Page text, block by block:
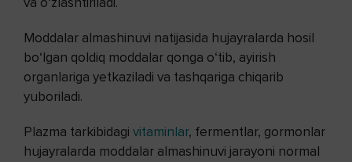
Moddalar almashinuvi natijasida hujayralarda hosil
bo‘lgan qoldiq moddalar qonga o‘tib, ayirish
organlariga yetkaziladi va tashqariga chiqarib
yuboriladi.
Plazma tarkibidagi vitaminlar, fermentlar, gormonlar
hujayralarda moddalar almashinuvi jarayoni normal